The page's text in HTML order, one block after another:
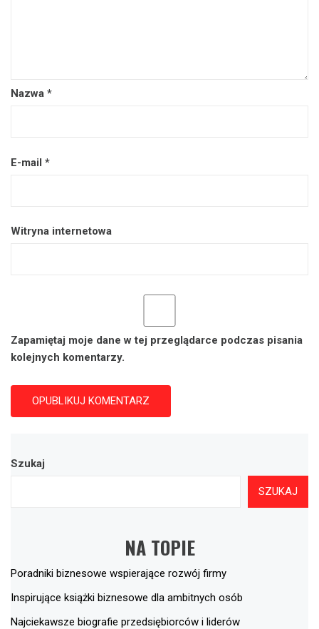
Nazwa *
E-mail *
Witryna internetowa
Zapamiętaj moje dane w tej przeglądarce podczas pisania
kolejnych komentarzy.
Szukaj
SZUKAJ
NA TOPIE
Poradniki biznesowe wspierające rozwój firmy
Inspirujące książki biznesowe dla ambitnych osób
Najciekawsze biografie przedsiębiorców i liderów